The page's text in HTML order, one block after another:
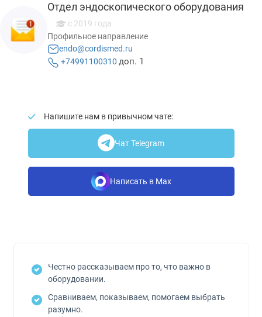
Отдел эндоскопического оборудования
с 2019 года
Профильное направление
endo@cordismed.ru
+74991100310 доп. 1
Напишите нам в привычном чате:
Чат Telegram
Написать в Max
Честно рассказываем про то, что важно в
оборудовании.
Сравниваем, показываем, помогаем выбрать
разумно.